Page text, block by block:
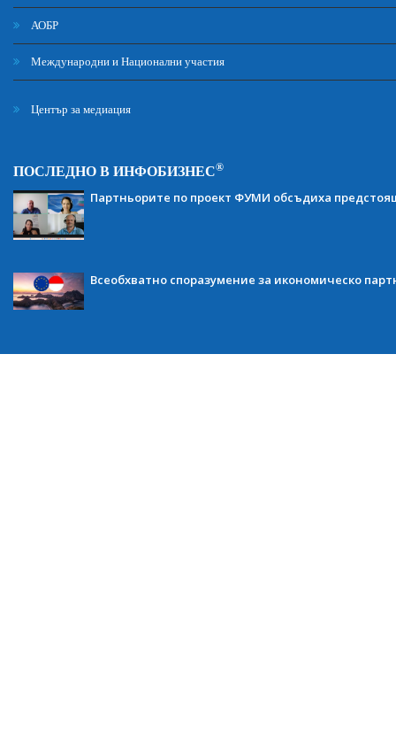
АОБР
Международни и Национални участия
Център за медиация
ПОСЛЕДНО В ИНФОБИЗНЕС®
Партньорите по проект ФУМИ обсъдиха
Всеобхватно споразумение за икономическо